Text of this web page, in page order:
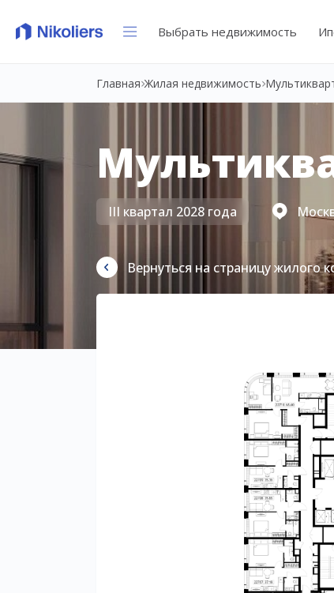
Выбрать недвижимость
Главная Жилая недвижимость
III квартал 2028 года
Вернуться на страницу жилого